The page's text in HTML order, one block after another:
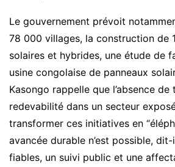
Le gouvernement prévoit
78 000 villages, la construction de
solaires et hybrides, une étude de
usine congolaise de panneaux
Kasongo rappelle que l’absence
redevabilité dans un secteur
transformer ces initiatives en
avancée durable n’est possible,
fiables, un suivi public et une